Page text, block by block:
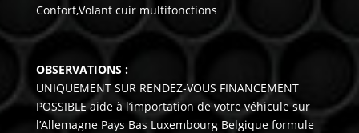
Confort,Volant cuir multifonctions
OBSERVATIONS :
UNIQUEMENT SUR RENDEZ-VOUS FINANCEMENT
POSSIBLE aide à l’importation de votre véhicule sur
l’Allemagne Pays Bas Luxembourg Belgique formule